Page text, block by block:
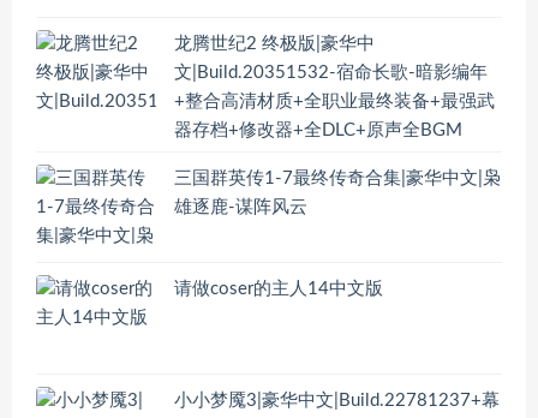
龙腾世纪2 终极版|豪华中
文|Build.20351532-宿命长歌-暗影编年
+整合高清材质+全职业最终装备+最强武
器存档+修改器+全DLC+原声全BGM
三国群英传1-7最终传奇合集|豪华中文|枭
雄逐鹿-谋阵风云
请做coser的主人14中文版
小小梦魇3|豪华中文|Build.22781237+幕